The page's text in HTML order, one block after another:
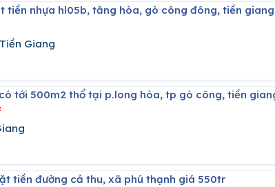
tiền nhựa hl05b, tăng hòa, gò công đông, tiền
Giang
tới 500m2 thổ tại p.long hòa, tp gò công, tiền
tiền đường cả thu, xã phú thạnh giá 550tr